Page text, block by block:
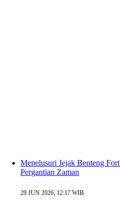
Menelusuri Jejak Benteng
Pergantian Zaman
29 JUN 2026, 12:17 WIB